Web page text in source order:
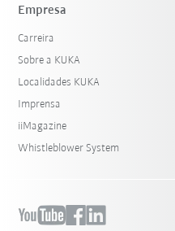
Empresa
Carreira
Sobre a KUKA
Localidades KUKA
Imprensa
iiMagazine
Whistleblower System